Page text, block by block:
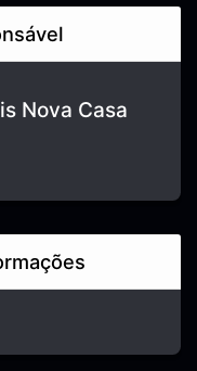
Nova Casa